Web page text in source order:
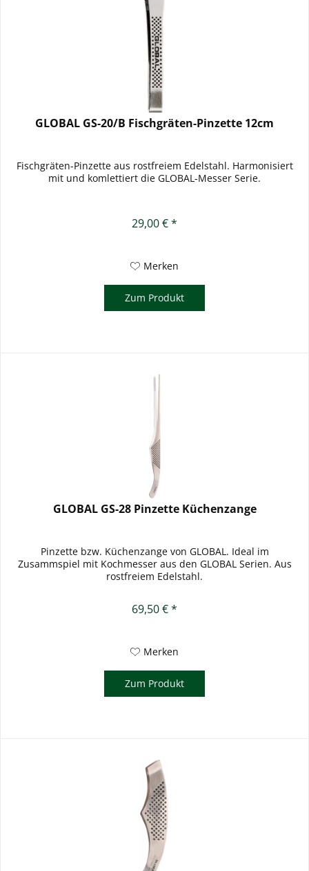
GLOBAL GS-20/B Fischgräten-Pinzette 12cm
Fischgräten-Pinzette aus rostfreiem Edelstahl. Harmonisiert
mit und komlettiert die GLOBAL-Messer Serie.
29,00 € *
Merken
Zum Produkt
GLOBAL GS-28 Pinzette Küchenzange
Pinzette bzw. Küchenzange von GLOBAL. Ideal im
Zusammspiel mit Kochmesser aus den GLOBAL Serien. Aus
rostfreiem Edelstahl.
69,50 € *
Merken
Zum Produkt